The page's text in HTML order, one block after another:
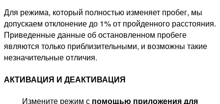
Для режима, который полностью изменяет пробег, мы
допускаем отклонение до 1% от пройденного расстояния.
Приведенные данные об остановленном пробеге
являются только приблизительными, и возможны такие
незначительные отличия.
АКТИВАЦИЯ И ДЕАКТИВАЦИЯ
Измените режим с помощью приложения для